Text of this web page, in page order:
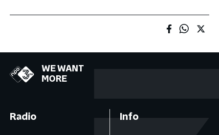
WE WANT
MORE
Radio Info